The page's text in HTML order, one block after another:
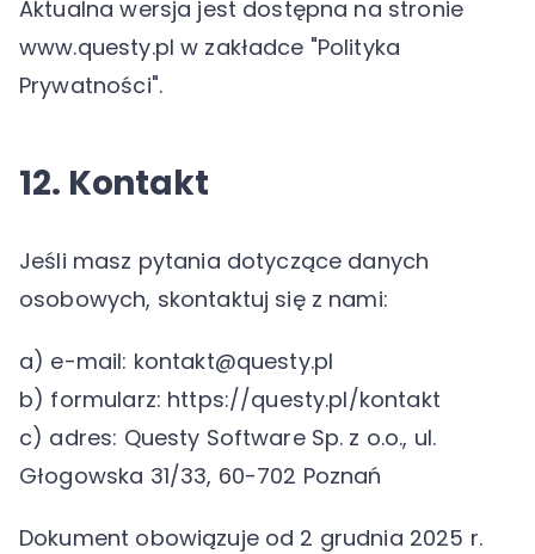
Aktualna wersja jest dostępna na stronie
www.questy.pl w zakładce "Polityka
Prywatności".
12. Kontakt
Jeśli masz pytania dotyczące danych
osobowych, skontaktuj się z nami:
a) e-mail: kontakt@questy.pl
b) formularz: https://questy.pl/kontakt
c) adres: Questy Software Sp. z o.o., ul.
Głogowska 31/33, 60-702 Poznań
Dokument obowiązuje od 2 grudnia 2025 r.